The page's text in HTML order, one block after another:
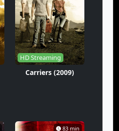
HD Streaming
Carriers (2009)
83 min